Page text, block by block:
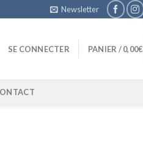
Newsletter
SE CONNECTER PANIER /0,00€